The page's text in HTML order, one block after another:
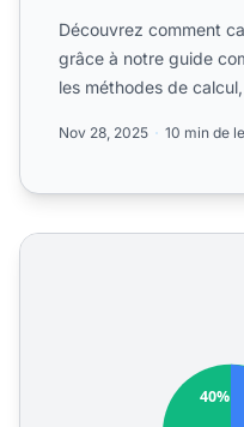
Découvrez comment
grâce à notre guide
les méthodes de
Nov 28, 2025 10 min de
Calculatrice de Marge